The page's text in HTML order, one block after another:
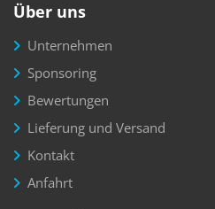
Über uns
Unternehmen
Sponsoring
Bewertungen
Lieferung und Versand
Kontakt
Anfahrt